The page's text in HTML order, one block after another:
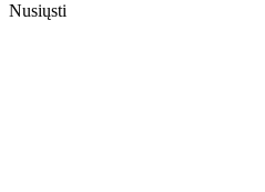
Nusiųsti